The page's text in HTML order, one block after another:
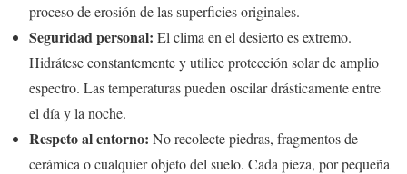
proceso de erosión de las superficies originales.
Seguridad personal: El clima en el desierto es extremo.
Hidrátese constantemente y utilice protección solar de amplio
espectro. Las temperaturas pueden oscilar drásticamente entre
el día y la noche.
Respeto al entorno: No recolecte piedras, fragmentos de
cerámica o cualquier objeto del suelo. Cada pieza, por pequeña